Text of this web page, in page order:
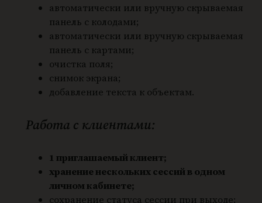
автоматически или вручную скрываемая
панель с колодами;
автоматически или вручную скрываемая
панель с картами;
очистка поля;
снимок экрана;
добавление текста к объектам.
Работа с клиентами:
1 приглашаемый клиент;
хранение нескольких сессий в одном
личном кабинете;
сохранение статуса сессии при выходе;